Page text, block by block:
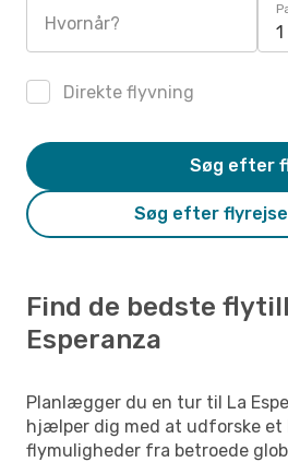
Hvornår?
Direkte flyvning
Søg efter
Søg efter
Find de bedste
Esperanza
Planlægger du en tur til La
hjælper dig med at udforske et
flymuligheder fra betroede